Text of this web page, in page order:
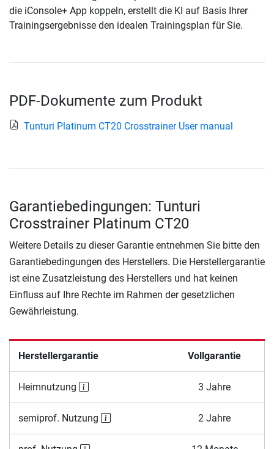
die iConsole+ App koppeln, erstellt die KI auf Basis Ihrer
Trainingsergebnisse den idealen Trainingsplan für Sie.
PDF-Dokumente zum Produkt
Tunturi Platinum CT20 Crosstrainer User manual
Garantiebedingungen: Tunturi
Crosstrainer Platinum CT20
Weitere Details zu dieser Garantie entnehmen Sie bitte den
Garantiebedingungen des Herstellers. Die Herstellergarantie
ist eine Zusatzleistung des Herstellers und hat keinen
Einfluss auf Ihre Rechte im Rahmen der gesetzlichen
Gewährleistung.
Herstellergarantie Vollgarantie
Heimnutzung 3 Jahre
semiprof. Nutzung 2 Jahre